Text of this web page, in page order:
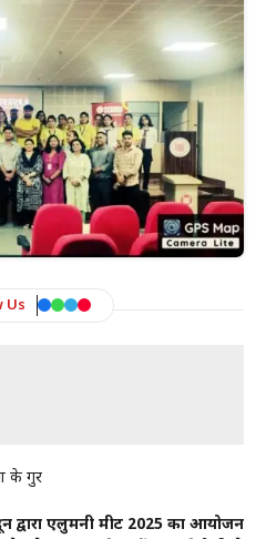
Us
के गुर
द्वारा एलुमनी मीट 2025 का आयोजन